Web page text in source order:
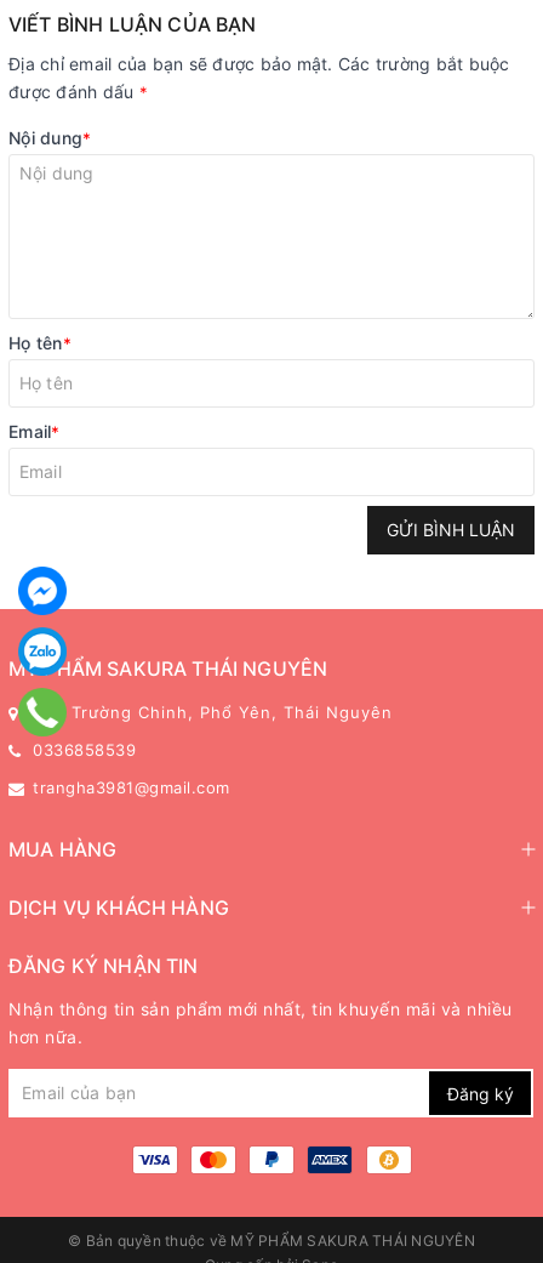
VIẾT BÌNH LUẬN CỦA BẠN
Địa chỉ email của bạn sẽ được bảo mật. Các trường bắt buộc
được đánh dấu *
Nội dung*
Họ tên*
Email*
GỬI BÌNH LUẬN
MỸ PHẨM SAKURA THÁI NGUYÊN
243 Trường Chinh, Phổ Yên, Thái Nguyên
0336858539
trangha3981@gmail.com
MUA HÀNG
DỊCH VỤ KHÁCH HÀNG
ĐĂNG KÝ NHẬN TIN
Nhận thông tin sản phẩm mới nhất, tin khuyến mãi và nhiều
hơn nữa.
Đăng ký
© Bản quyền thuộc về MỸ PHẨM SAKURA THÁI NGUYÊN